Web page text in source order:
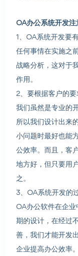
OA办公系统开发注
1、OA系统开发要
任何事情在实施之
战略分析，这对于
作用。
2、要根据客户的
我们虽然是专业的
所以我们设计出来
小问题时最好也能
公效率。而且，客
地方好，但只要用
之。
3、OA系统开发的
OA办公软件在企
期的设计，在经过
善，我们才能开发
企业提高办公效率。